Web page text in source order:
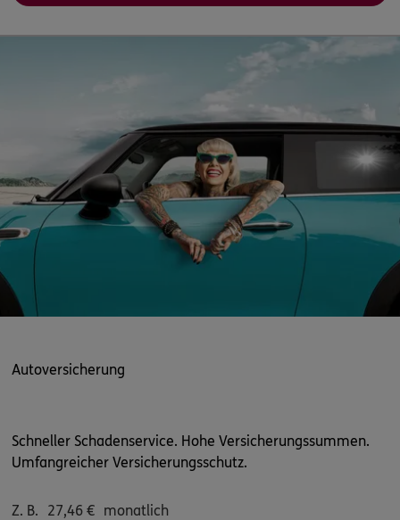
Autoversicherung
Schneller Schadenservice. Hohe Versicherungssummen.
Umfangreicher Versicherungsschutz.
Z. B. 27,46 € monatlich